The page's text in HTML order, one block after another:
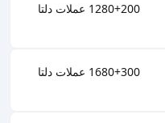
1280+200 عملات دلتا
1680+300 عملات دلتا